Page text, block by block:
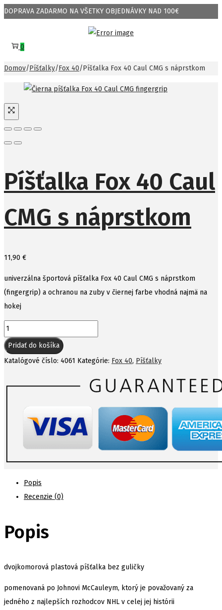
DOPRAVA ZADARMO NA VŠETKY OBJEDNÁVKY NAD 100€
to
to 0
Domov/Píšťalky/Fox 40/Píšťalka Fox 40 Caul CMG s náprstkom
Píšťalka Fox 40 Caul
CMG s náprstkom
11,90 €
univerzálna športová píšťalka Fox 40 Caul CMG s náprstkom
(fingergrip) a ochranou na zuby v čiernej farbe vhodná najmä na
hokej
množstvo
Píšťalka
Fox
náprstkom
Pridať do košíka
Katalógové číslo: 4061 Kategórie: Fox 40, Píšťalky
Popis
Recenzie (0)
Popis
dvojkomorová plastová píšťalka bez guličky
pomenovaná po Johnovi McCauleym, ktorý je považovaný za
jedného z najlepších rozhodcov NHL v celej jej histórii